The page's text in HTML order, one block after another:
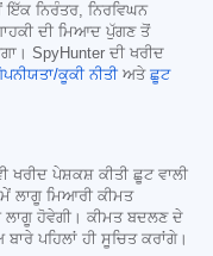
ਨਿਰੰਤਰ, ਨਿਰਵਿਘਨ
ਦੀ ਮਿਆਦ ਪੁੱਗਣ ਤੋਂ
SpyHunter ਦੀ ਖਰੀਦ
ਕੂਕੀ ਨੀਤੀ ਅਤੇ ਛੂਟ
ਖਰੀਦ ਪੇਸ਼ਕਸ਼ ਕੀਤੀ ਛੂਟ ਵਾਲੀ
ਲਾਗੂ ਮਿਆਰੀ ਕੀਮਤ
ਲਾਗੂ ਹੋਵੇਗੀ। ਕੀਮਤ ਬਦਲਣ ਦੇ
ਪਹਿਲਾਂ ਹੀ ਸੂਚਿਤ ਕਰਾਂਗੇ।